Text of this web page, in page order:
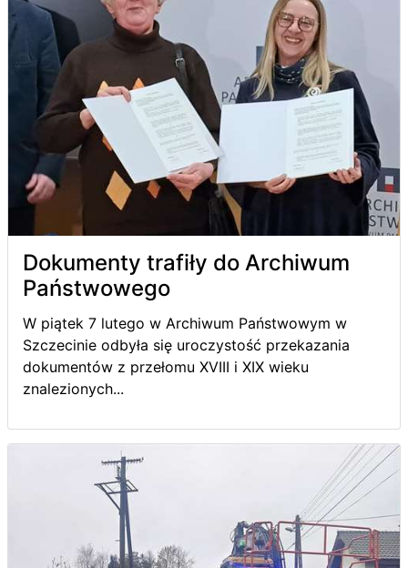
Dokumenty trafiły do Archiwum
Państwowego
W piątek 7 lutego w Archiwum Państwowym w
Szczecinie odbyła się uroczystość przekazania
dokumentów z przełomu XVIII i XIX wieku
znalezionych...